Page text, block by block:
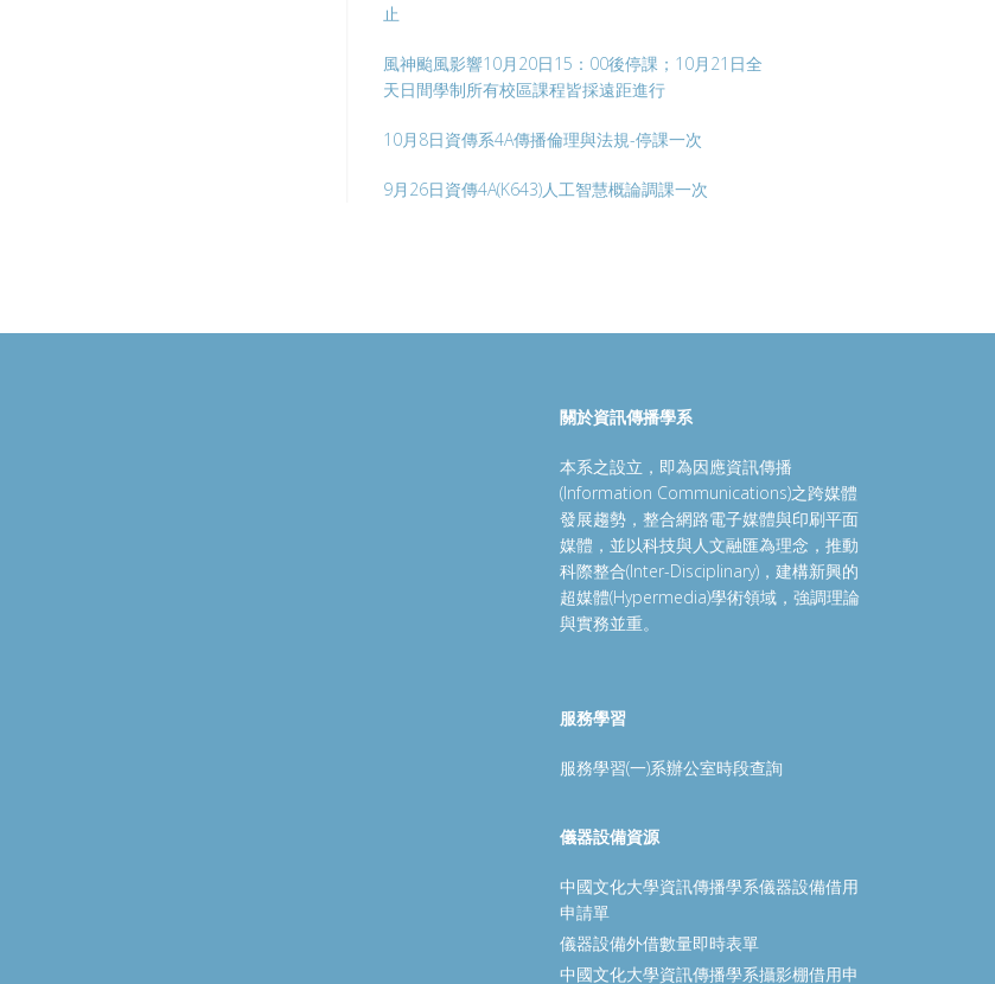
止
風神颱風影響10月20日15：00後停課；10月21日全
天日間學制所有校區課程皆採遠距進行
10月8日資傳系4A傳播倫理與法規-停課一次
9月26日資傳4A(K643)人工智慧概論調課一次
關於資訊傳播學系
本系之設立，即為因應資訊傳播
(Information Communications)之跨媒體
發展趨勢，整合網路電子媒體與印刷平面
媒體，並以科技與人文融匯為理念，推動
科際整合(Inter-Disciplinary)，建構新興的
超媒體(Hypermedia)學術領域，強調理論
與實務並重。
服務學習
服務學習(一)系辦公室時段查詢
儀器設備資源
中國文化大學資訊傳播學系儀器設備借用
申請單
儀器設備外借數量即時表單
中國文化大學資訊傳播學系攝影棚借用申